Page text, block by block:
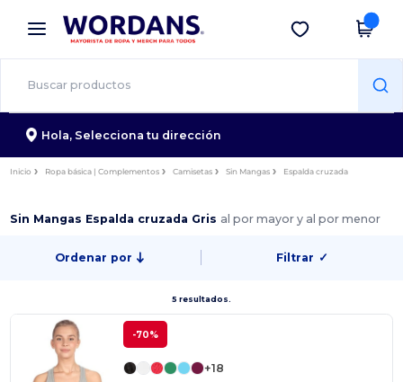
× App de Wordans
¡Mejores precios en app!
Descargar app
Hola, Selecciona tu dirección
Inicio Ropa básica | Complementos Camisetas Sin Mangas Espalda cruzada
Sin Mangas Espalda cruzada Gris al por mayor y al por menor
Ordenar por Filtrar ✓
5 resultados.
-70%
+18